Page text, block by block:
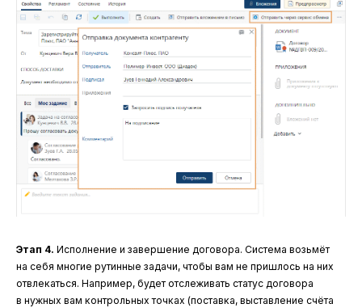
Этап 4. Исполнение и завершение договора. Система возьмёт
на себя многие рутинные задачи, чтобы вам не пришлось на них
отвлекаться. Например, будет отслеживать статус договора
в нужных вам контрольных точках (поставка, выставление счёта